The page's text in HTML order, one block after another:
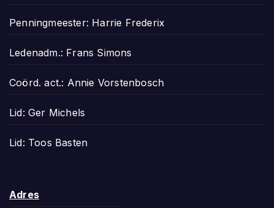
Penningmeester: Harrie Frederix
Ledenadm.: Frans Simons
Coörd. act.: Annie Vorstenbosch
Lid: Ger Michels
Lid: Toos Basten
Adres